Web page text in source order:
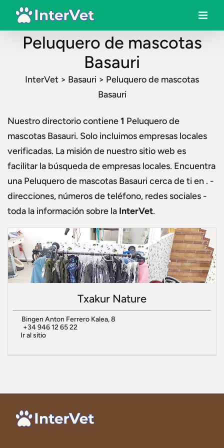
Peluquero de mascotas
Basauri
InterVet > Basauri > Peluquero de mascotas
Basauri
Nuestro directorio contiene1 Peluquero de
mascotas Basauri. Solo incluimos empresas locales
verificadas. La misión de nuestro sitio web es
facilitar la búsqueda de empresas locales. Encuentra
una Peluquero de mascotas Basauri cerca de ti en . -
direcciones, números de teléfono, redes sociales -
toda la información sobre la InterVet.
Txakur Nature
Bingen Anton Ferrero Kalea, 8
+34 946 12 65 22
Ir al sitio